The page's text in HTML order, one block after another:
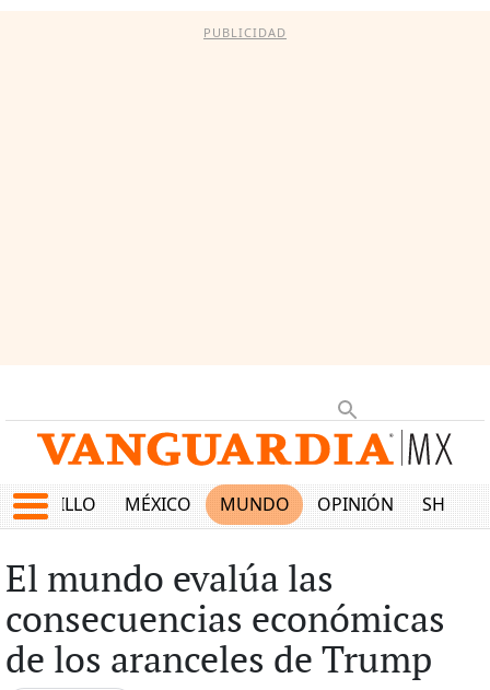
PUBLICIDAD
SALTILLO MÉXICO MUNDO OPINIÓN SHOW
El mundo evalúa las
consecuencias económicas
de los aranceles de Trump